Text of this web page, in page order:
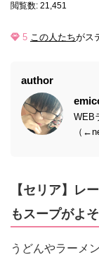
閲覧数: 21,451
5 この人たちがス
author
WEB
（
【セリア】レ
もスープがよ
うどんやラーメ